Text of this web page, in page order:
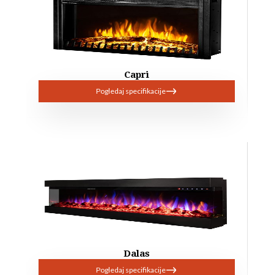
Capri
Pogledaj specifikacije
Dalas
Pogledaj specifikacije